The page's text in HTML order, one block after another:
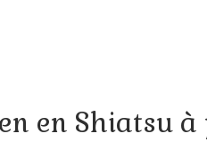
en Shiatsu